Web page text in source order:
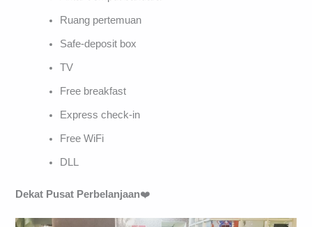
Ruang pertemuan
Safe-deposit box
TV
Free breakfast
Express check-in
Free WiFi
DLL
Dekat Pusat Perbelanjaan❤️